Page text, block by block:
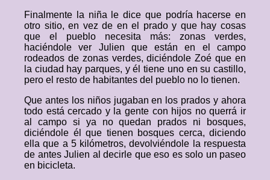
Finalmente la niña le dice que podría hacerse en
otro sitio, en vez de en el prado y que hay cosas
que el pueblo necesita más: zonas verdes,
haciéndole ver Julien que están en el campo
rodeados de zonas verdes, diciéndole Zoé que en
la ciudad hay parques, y él tiene uno en su castillo,
pero el resto de habitantes del pueblo no lo tienen.
Que antes los niños jugaban en los prados y ahora
todo está cercado y la gente con hijos no querrá ir
al campo si ya no quedan prados ni bosques,
diciéndole él que tienen bosques cerca, diciendo
ella que a 5 kilómetros, devolviéndole la respuesta
de antes Julien al decirle que eso es solo un paseo
en bicicleta.